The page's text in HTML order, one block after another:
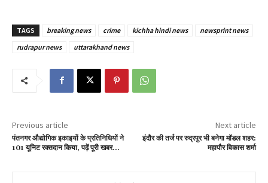
TAGS breaking news crime kichha hindi news
newsprint news
rudrapur news
uttarakhand news
Previous article
पंतनगर औद्योगिक इकाइयों के प्रतिनिधियों ने
101 यूनिट रक्तदान किया, पढ़ें पूरी खबर…
Next article
इंदौर की तर्ज पर रुद्रपुर भी बनेगा मॉडल शहर:
महापौर विकास शर्मा